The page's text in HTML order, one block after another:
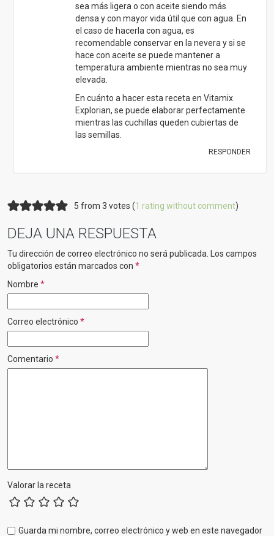
sea más ligera o con aceite siendo más
densa y con mayor vida útil que con agua. En
el caso de hacerla con agua, es
recomendable conservar en la nevera y si se
hace con aceite se puede mantener a
temperatura ambiente mientras no sea muy
elevada.
En cuánto a hacer esta receta en Vitamix
Explorian, se puede elaborar perfectamente
mientras las cuchillas queden cubiertas de
las semillas.
RESPONDER
5 from 3 votes (1 rating without comment)
DEJA UNA RESPUESTA
Tu dirección de correo electrónico no será publicada.
Los campos
obligatorios están marcados con *
Nombre *
Correo electrónico *
Comentario *
Valorar la receta
Guarda mi nombre, correo electrónico y web en este navegador